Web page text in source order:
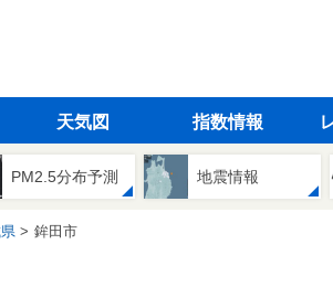
天気図 指数情報
PM2.5分布予測 地震情報
鉾田市